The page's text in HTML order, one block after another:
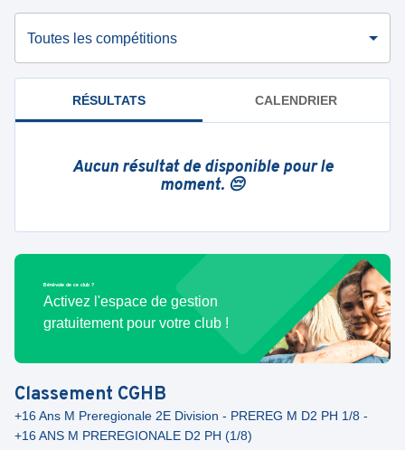
Toutes les compétitions
RÉSULTATS CALENDRIER
Aucun résultat de disponible pour le
moment. 😔
Bénévole de ce club ?
Activez l'espace de gestion
gratuitement pour votre club !
Classement CGHB
+16 Ans M Preregionale 2E Division - PREREG M D2 PH 1/8 -
+16 ANS M PREREGIONALE D2 PH (1/8)